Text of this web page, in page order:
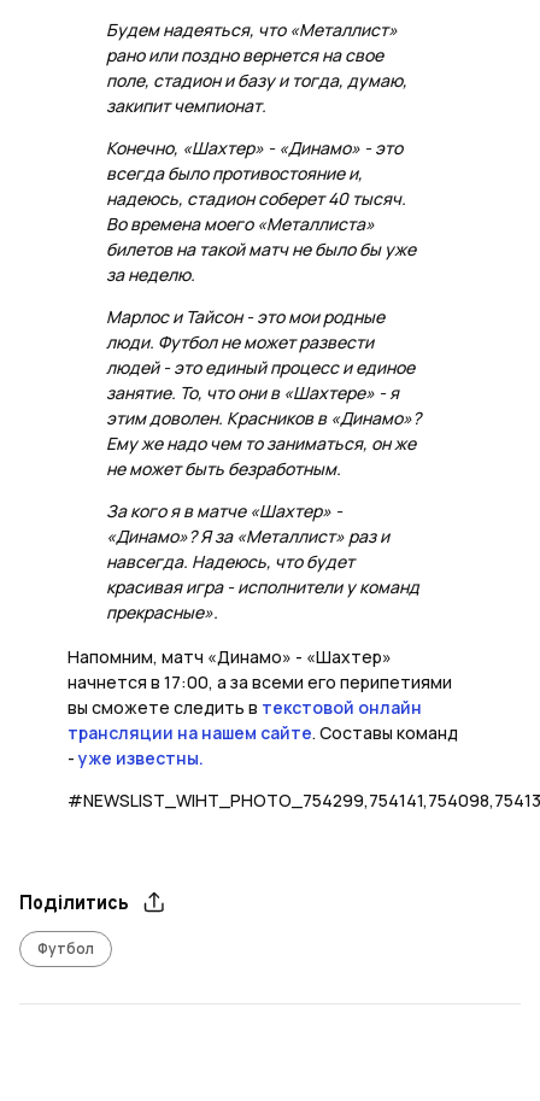
Будем надеяться, что «Металлист»
рано или поздно вернется на свое
поле, стадион и базу и тогда, думаю,
закипит чемпионат.
Конечно, «Шахтер» - «Динамо» - это
всегда было противостояние и,
надеюсь, стадион соберет 40 тысяч.
Во времена моего «Металлиста»
билетов на такой матч не было бы уже
за неделю.
Марлос и Тайсон - это мои родные
люди. Футбол не может развести
людей - это единый процесс и единое
занятие. То, что они в «Шахтере» - я
этим доволен. Красников в «Динамо»?
Ему же надо чем то заниматься, он же
не может быть безработным.
За кого я в матче «Шахтер» -
«Динамо»? Я за «Металлист» раз и
навсегда. Надеюсь, что будет
красивая игра - исполнители у команд
прекрасные».
Напомним, матч «Динамо» - «Шахтер»
начнется в 17:00, а за всеми его перипетиями
вы сможете следить в текстовой онлайн
трансляции на нашем сайте. Составы команд
- уже известны.
Поділитись
Футбол